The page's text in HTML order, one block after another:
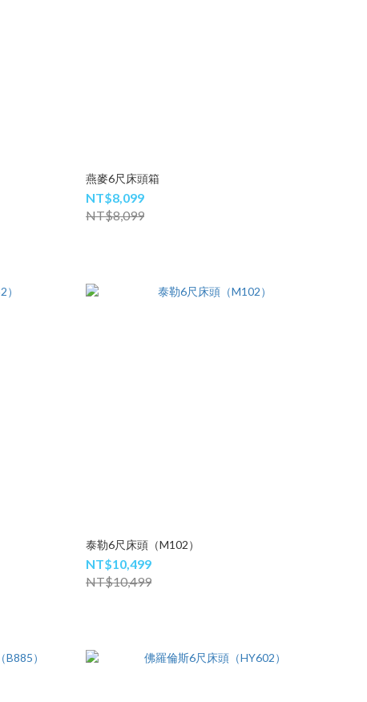
燕麥6尺床頭箱
NT$8,099
NT$8,099
泰勒6尺床頭（M102）
NT$10,499
NT$10,499